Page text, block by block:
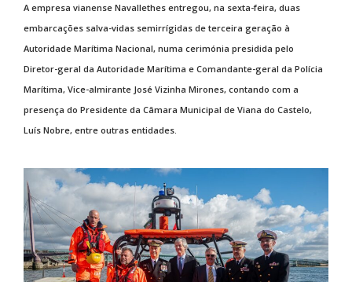
A empresa vianense Navallethes entregou, na sexta-feira, duas
embarcações salva-vidas semirrígidas de terceira geração à
Autoridade Marítima Nacional, numa cerimónia presidida pelo
Diretor-geral da Autoridade Marítima e Comandante-geral da Polícia
Marítima, Vice-almirante José Vizinha Mirones, contando com a
presença do Presidente da Câmara Municipal de Viana do Castelo,
Luís Nobre, entre outras entidades.